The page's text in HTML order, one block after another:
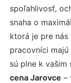
spoľahlivosť,
snaha o
ktorá je pre nás
pracovníci
sú plne k vašim
cena Jarovce –